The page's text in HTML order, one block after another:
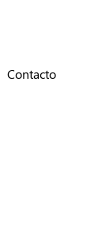
Contacto